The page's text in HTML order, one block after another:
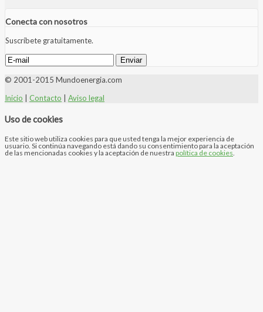
Conecta con nosotros
Suscríbete gratuitamente.
© 2001-2015 Mundoenergia.com
Inicio
Contacto Aviso legal
Uso de cookies
Este sitio web utiliza cookies para que usted tenga la mejor experiencia de
usuario. Si continúa navegando está dando su consentimiento para la aceptación
de las mencionadas cookies y la aceptación de nuestra política de cookies